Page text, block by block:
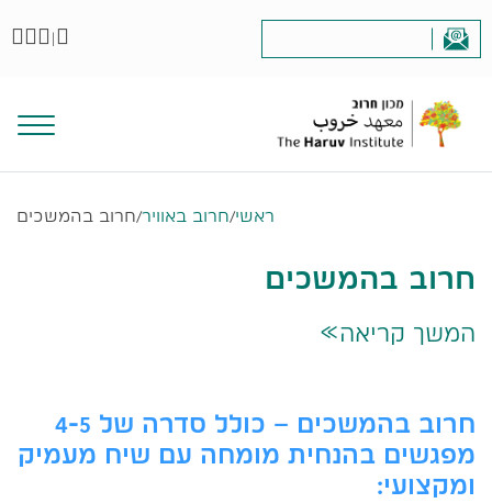
|
ראשי/חרוב באוויר/חרוב בהמשכים
חרוב בהמשכים
המשך קריאה >>
חרוב בהמשכים – כולל סדרה של 4-5
מפגשים בהנחית מומחה עם שיח מעמיק
ומקצועי: